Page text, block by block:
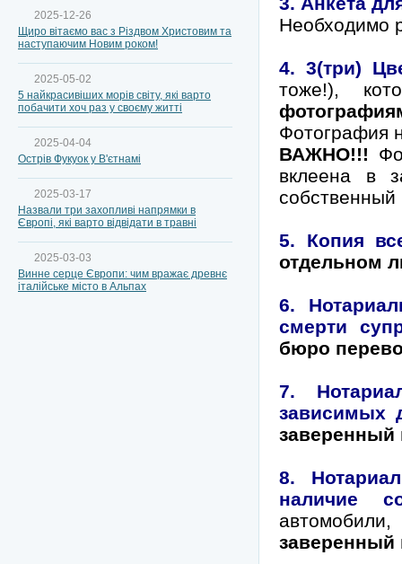
Необходимо
4. 3(три)
тоже!),
Фотография
ВАЖНО!!!
вклеена в
собственный
5. Копия
отдельном
6.
смерти
бюро
7.
зависимых
заверенный
8.
наличие
заверенный
2025-12-26
Щиро вітаємо вас з Різдвом Христовим та
наступаючим Новим роком!
2025-05-02
5 найкрасивіших морів світу, які варто
побачити хоч раз у своєму житті
2025-04-04
Острів Фукуок у В'єтнамі
2025-03-17
Назвали три захопливі напрямки в
Європі, які варто відвідати в травні
2025-03-03
Винне серце Європи: чим вражає древнє
італійське місто в Альпах